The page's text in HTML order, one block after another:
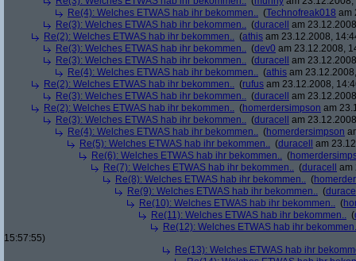
Re(4): Welches ETWAS hab ihr bekommen.. (Technofreak018 am
Re(3): Welches ETWAS hab ihr bekommen.. (duracell
am
Re(2): Welches ETWAS hab ihr bekommen.. (athis am 23.12.2008,
Re(3): Welches ETWAS hab ihr bekommen.. (dev0 am 23.12.2008,
Re(3): Welches ETWAS hab ihr bekommen.. (duracell
am
Re(4): Welches ETWAS hab ihr bekommen.. (athis am
Re(2): Welches ETWAS hab ihr bekommen.. (rufus am 23.12.2008,
Re(3): Welches ETWAS hab ihr bekommen.. (duracell
am
Re(2): Welches ETWAS hab ihr bekommen.. (homerdersimpson am
Re(3): Welches ETWAS hab ihr bekommen.. (duracell
am
Re(4): Welches ETWAS hab ihr bekommen.. (homerdersimpson
Re(5): Welches ETWAS hab ihr bekommen.. (duracell
am
Re(6): Welches ETWAS hab ihr bekommen.. (
Re(7): Welches ETWAS hab ihr bekommen.. (duracell
am
Re(8): Welches ETWAS hab ihr bekommen.. (
Re(9): Welches ETWAS hab ihr bekommen.. (
Re(10): Welches ETWAS hab ihr bekommen.. (
Re(11): Welches ETWAS hab ihr bekommen.. (
Re(12): Welches ETWAS hab ihr
15:57:55)
Re(13): Welches ETWAS hab ihr